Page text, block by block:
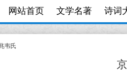
网站首页 文学名著 诗词
韦氏